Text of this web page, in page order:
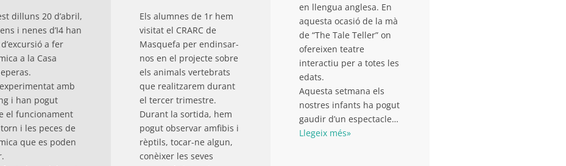
dilluns 20 d’abril,
i nenes d’I4 han
a fer
a la Casa
amb
i han pogut
el funcionament
torn i les peces de
que es poden
Els alumnes de 1r hem
visitat el CRARC de
Masquefa per endinsar-
nos en el projecte sobre
els animals vertebrats
que realitzarem durant
el tercer trimestre.
Durant la sortida, hem
pogut observar amfibis i
rèptils, tocar-ne algun,
conèixer les seves
en llengua anglesa. En
aquesta ocasió de la mà
de “The Tale Teller” on
ofereixen teatre
interactiu per a totes les
edats.
Aquesta setmana els
nostres infants ha pogut
gaudir d’un espectacle…
Llegeix més»